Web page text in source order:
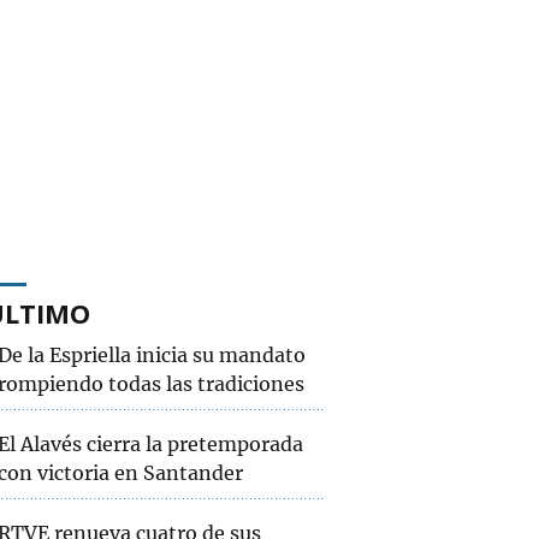
la Espriella inicia su mandato
todas las tradiciones
Alavés cierra la pretemporada
victoria en Santander
renueva cuatro de sus